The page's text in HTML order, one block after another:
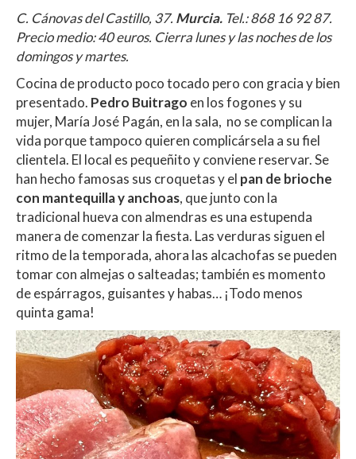
C. Cánovas del Castillo, 37. Murcia. Tel.:868 16 92 87.
Precio medio: 40 euros. Cierra lunes y las noches de los
domingos y martes.
Cocina de producto poco tocado pero con gracia y bien
presentado. Pedro Buitrago en los fogones y su
mujer, María José Pagán, en la sala, no se complican la
vida porque tampoco quieren complicársela a su fiel
clientela. El local es pequeñito y conviene reservar. Se
han hecho famosas sus croquetas y el pan de brioche
con mantequilla y anchoas, que junto con la
tradicional hueva con almendras es una estupenda
manera de comenzar la fiesta. Las verduras siguen el
ritmo de la temporada, ahora las alcachofas se pueden
tomar con almejas o salteadas; también es momento
de espárragos, guisantes y habas… ¡Todo menos
quinta gama!